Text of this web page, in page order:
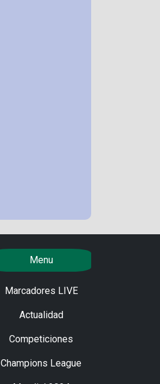
Menu
Marcadores LIVE
Actualidad
Competiciones
Champions League